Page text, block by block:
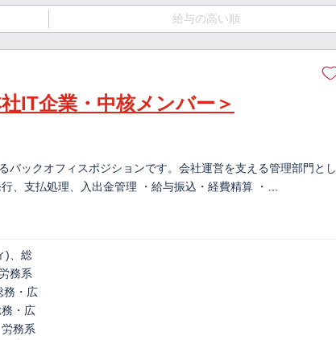
給与の高い順
IT企業・中核メンバー＞
バックオフィスポジションです。会社運営を支える管理部門とし
、支払処理、入出金管理 ・給与振込・経費精算 ・…
)、総
務系
務・広
・広
務系